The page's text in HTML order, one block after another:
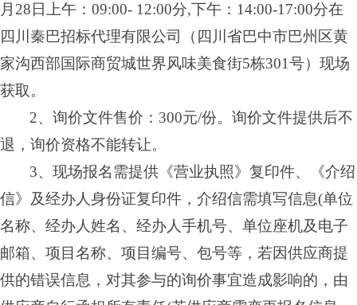
月 28 日 上午： 09:00- 12:00分,下午：14:00-17:00分在
四川秦巴招标代理有限公司（四川省巴中市巴州区黄
家沟西部国际商贸城世界风味美食街5栋301号）现场
获取。
2、询价文件售价：300元/份。询价文件提供后不
退，询价资格不能转让。
3、现场报名需提供《营业执照》复印件、《介绍
信》及经办人身份证复印件，介绍信需填写信息(单位
名称、经办人姓名、经办人手机号、单位座机及电子
邮箱、 项目名称、项目编号、 包号等，若因供应商提
供的错误信息，对其参与的询价事宜造成影响的，由